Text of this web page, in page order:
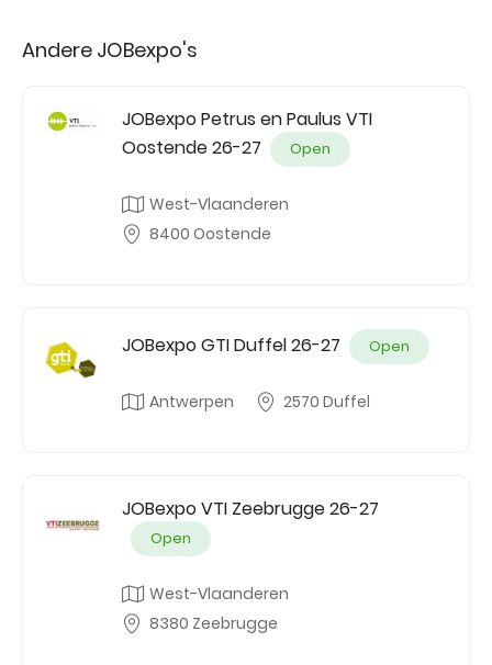
Andere JOBexpo's
JOBexpo Petrus en Paulus VTI
Oostende 26-27
Open
West-Vlaanderen
8400 Oostende
JOBexpo GTI Duffel 26-27 Open
Antwerpen 2570 Duffel
JOBexpo VTI Zeebrugge 26-27
Open
West-Vlaanderen
8380 Zeebrugge